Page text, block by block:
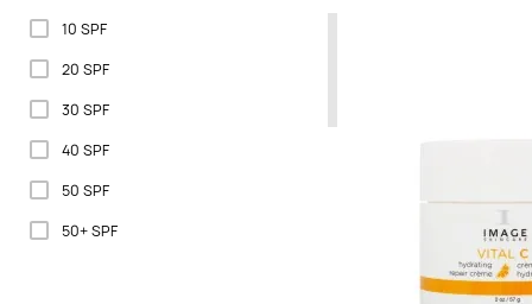
Transparent Lab
Valmont
Жиросжигание
Защита
Защита от солнца
Контур
Коррекция
Лечение
10 SPF
20 SPF
30 SPF
40 SPF
50 SPF
50+ SPF